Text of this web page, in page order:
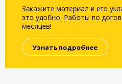
Закажите материал и его
это удобно. Работы по
месяцев!
Узнать подробнее